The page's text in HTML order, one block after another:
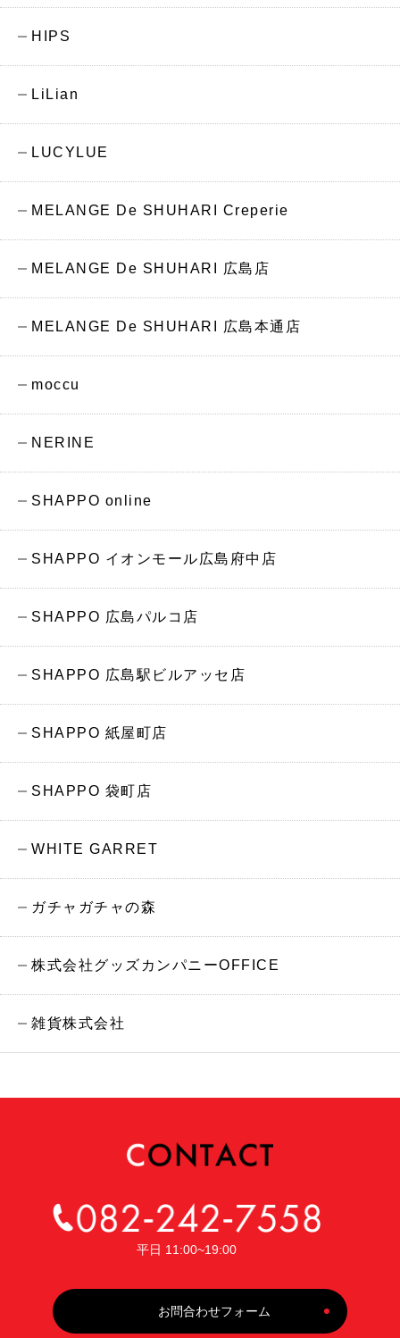
HIPS
LiLian
LUCYLUE
MELANGE De SHUHARI Creperie
MELANGE De SHUHARI 広島店
MELANGE De SHUHARI 広島本通店
moccu
NERINE
SHAPPO online
SHAPPO イオンモール広島府中店
SHAPPO 広島パルコ店
SHAPPO 広島駅ビルアッセ店
SHAPPO 紙屋町店
SHAPPO 袋町店
WHITE GARRET
ガチャガチャの森
株式会社グッズカンパニーOFFICE
雑貨株式会社
平日 11:00~19:00
お問合わせフォーム